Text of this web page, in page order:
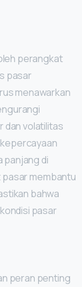
perangkat
pasar
menawarkan
dan volatilitas
panjang di
pasar membantu
bahwa
pasar
peran penting